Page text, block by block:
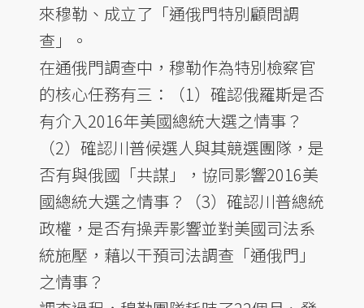
來穆勒、成立了「通俄門特別顧問調
查」。
在通俄門調查中，穆勒作為特別檢察官
的核心任務有三：（1）確認俄羅斯是否
有介入2016年美國總統大選之情事？
（2）確認川普候選人與其競選團隊，是
否有與俄國「共謀」，協同影響2016美
國總統大選之情事？（3）確認川普總統
政權，是否有操弄影響並對美國司法系
統施壓，藉以干預司法調查「通俄門」
之情事？